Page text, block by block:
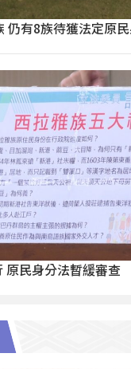
仍有8族待獲法定原
原民身分法暫緩審查